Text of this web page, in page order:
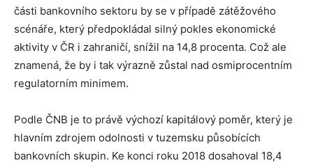
části bankovního sektoru by se v případě zátěžového
scénáře, který předpokládal silný pokles ekonomické
aktivity v ČR i zahraničí, snížil na 14,8 procenta. Což ale
znamená, že by i tak výrazně zůstal nad osmiprocentním
regulatorním minimem.
Podle ČNB je to právě výchozí kapitálový poměr, který je
hlavním zdrojem odolnosti v tuzemsku působících
bankovních skupin. Ke konci roku 2018 dosahoval 18,4